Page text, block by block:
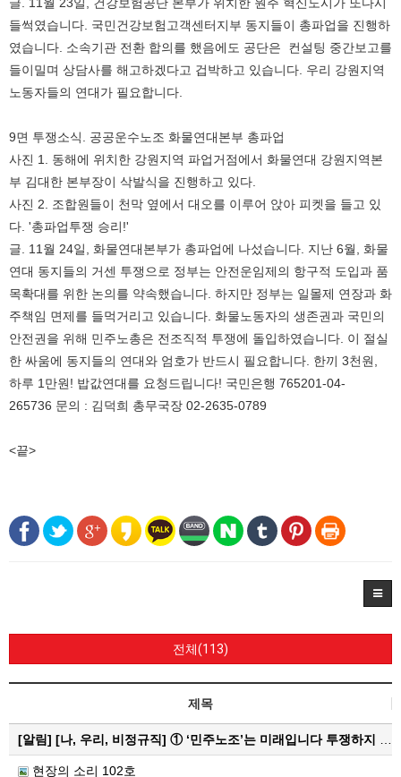
들썩였습니다. 국민건강보험고객센터지부 동지들이 총파업을 진행하
였습니다. 소속기관 전환 합의를 했음에도 공단은 컨설팅 중간보고를
들이밀며 상담사를 해고하겠다고 겁박하고 있습니다. 우리 강원지역
노동자들의 연대가 필요합니다.
9면 투쟁소식. 공공운수노조 화물연대본부 총파업
사진 1. 동해에 위치한 강원지역 파업거점에서 화물연대 강원지역본
부 김대한 본부장이 삭발식을 진행하고 있다.
사진 2. 조합원들이 천막 옆에서 대오를 이루어 앉아 피켓을 들고 있
다. '총파업투쟁 승리!'
글. 11월 24일, 화물연대본부가 총파업에 나섰습니다. 지난 6월, 화물
연대 동지들의 거센 투쟁으로 정부는 안전운임제의 항구적 도입과 품
목확대를 위한 논의를 약속했습니다. 하지만 정부는 일몰제 연장과 화
주책임 면제를 들먹거리고 있습니다. 화물노동자의 생존권과 국민의
안전권을 위해 민주노총은 전조직적 투쟁에 돌입하였습니다. 이 절실
한 싸움에 동지들의 연대와 엄호가 반드시 필요합니다. 한끼 3천원,
하루 1만원! 밥값연대를 요청드립니다! 국민은행 765201-04-
265736 문의 : 김덕희 총무국장 02-2635-0789
<끝>
전체(113)
제목
[알림] [나, 우리, 비정규직] ① ‘민주노조’는 미래입니다 투쟁하지 않으면 쟁취하지 못합니다
현장의 소리 102호